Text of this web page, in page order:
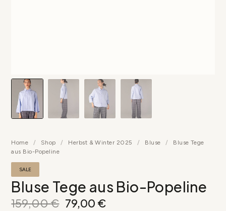
Home / Shop / Herbst & Winter 2025 / Bluse /
Bluse Tege
aus Bio-Popeline
SALE
Bluse Tege aus Bio-Popeline
159,00€ 79,00 €